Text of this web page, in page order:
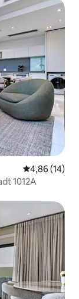
4,86 (14)
1012A